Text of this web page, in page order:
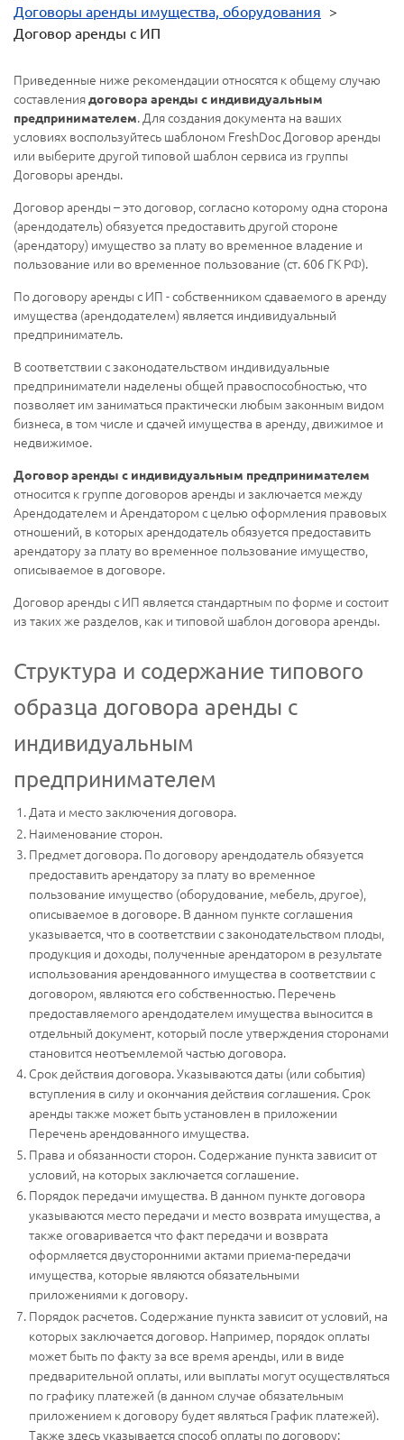
Договоры аренды имущества, оборудования >
Договор аренды с ИП
Приведенные ниже рекомендации относятся к общему случаю
составлениядоговора аренды с индивидуальным
предпринимателем. Для создания документа на ваших
условиях воспользуйтесь шаблоном FreshDoc Договор аренды
или выберите другой типовой шаблон сервиса из группы
Договоры аренды.
Договор аренды – это договор, согласно которому одна сторона
(арендодатель) обязуется предоставить другой стороне
(арендатору) имущество за плату во временное владение и
пользование или во временное пользование (ст. 606 ГК РФ).
По договору аренды с ИП - собственником сдаваемого в аренду
имущества (арендодателем) является индивидуальный
предприниматель.
В соответствии с законодательством индивидуальные
предприниматели наделены общей правоспособностью, что
позволяет им заниматься практически любым законным видом
бизнеса, в том числе и сдачей имущества в аренду, движимое и
недвижимое.
Договор аренды с индивидуальным предпринимателем
относится к группе договоров аренды и заключается между
Арендодателем и Арендатором с целью оформления правовых
отношений, в которых арендодатель обязуется предоставить
арендатору за плату во временное пользование имущество,
описываемое в договоре.
Договор аренды с ИП является стандартным по форме и состоит
из таких же разделов, как и типовой шаблон договора аренды.
Структура и содержание типового
образца договора аренды с
индивидуальным
предпринимателем
Дата и место заключения договора.
Наименование сторон.
Предмет договора. По договору арендодатель обязуется
предоставить арендатору за плату во временное
пользование имущество (оборудование, мебель, другое),
описываемое в договоре. В данном пункте соглашения
указывается, что в соответствии с законодательством плоды,
продукция и доходы, полученные арендатором в результате
использования арендованного имущества в соответствии с
договором, являются его собственностью. Перечень
предоставляемого арендодателем имущества выносится в
отдельный документ, который после утверждения сторонами
становится неотъемлемой частью договора.
Срок действия договора. Указываются даты (или события)
вступления в силу и окончания действия соглашения. Срок
аренды также может быть установлен в приложении
Перечень арендованного имущества.
Права и обязанности сторон. Содержание пункта зависит от
условий, на которых заключается соглашение.
Порядок передачи имущества. В данном пункте договора
указываются место передачи и место возврата имущества, а
также оговаривается что факт передачи и возврата
оформляется двусторонними актами приема-передачи
имущества, которые являются обязательными
приложениями к договору.
Порядок расчетов. Содержание пункта зависит от условий, на
которых заключается договор. Например, порядок оплаты
может быть по факту за все время аренды, или в виде
предварительной оплаты, или выплаты могут осуществляться
по графику платежей (в данном случае обязательным
приложением к договору будет являться График платежей).
Также здесь указывается способ оплаты по договору: